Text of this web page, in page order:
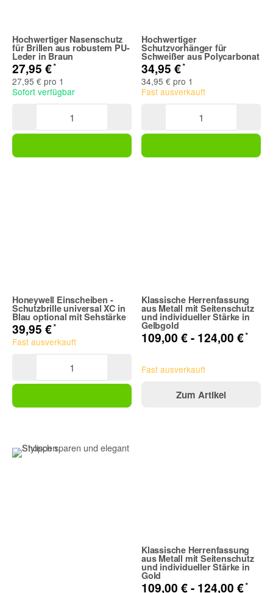
Hochwertiger Nasenschutz
für Brillen aus robustem PU-
Leder in Braun
27,95 €*
27,95 € pro 1
Sofort verfügbar
Hochwertiger
Schutzvorhänger für
Schweißer aus Polycarbonat
34,95 €*
34,95 € pro 1
Fast ausverkauft
Honeywell Einscheiben -
Schutzbrille universal XC in
Blau optional mit Sehstärke
39,95 €*
Fast ausverkauft
Klassische Herrenfassung
aus Metall mit Seitenschutz
und individueller Stärke in
Gelbgold
109,00 € - 124,00 €*
Fast ausverkauft
Zum Artikel
Klassische Herrenfassung
aus Metall mit Seitenschutz
und individueller Stärke in
Gold
109,00 € - 124,00 €*